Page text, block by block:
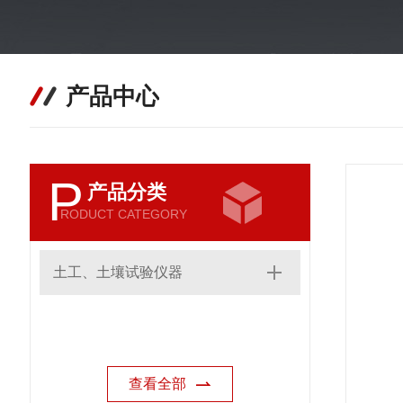
产品中心
P 产品分类
RODUCT CATEGORY
土工、土壤试验仪器
查看全部